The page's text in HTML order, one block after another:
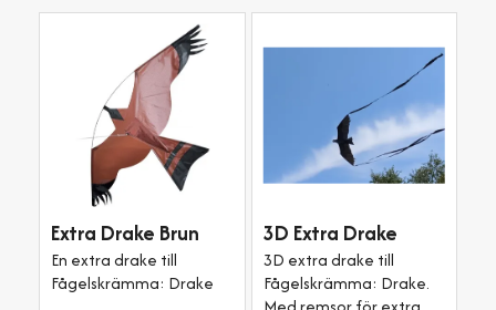
Extra Drake Brun
En extra drake till
Fågelskrämma: Drake
3D Extra Drake
3D extra drake till
Fågelskrämma: Drake.